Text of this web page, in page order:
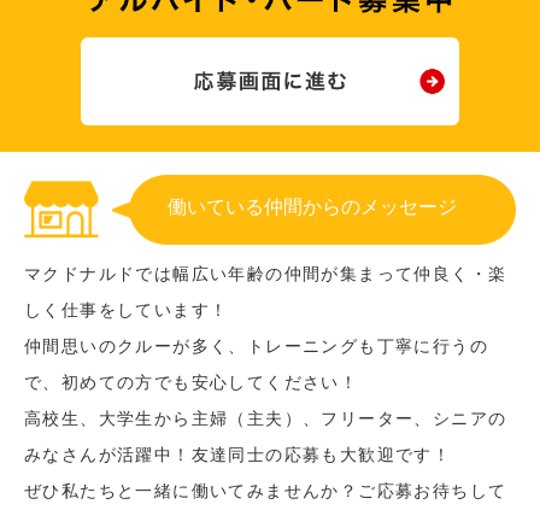
働いている仲間からのメッセージ
マクドナルドでは幅広い年齢の仲間が集まって仲良く・楽
しく仕事をしています！
仲間思いのクルーが多く、トレーニングも丁寧に行うの
で、初めての方でも安心してください！
高校生、大学生から主婦（主夫）、フリーター、シニアの
みなさんが活躍中！友達同士の応募も大歓迎です！
ぜひ私たちと一緒に働いてみませんか？ご応募お待ちして